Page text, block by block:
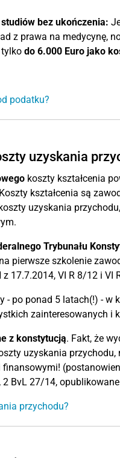
bez ukończenia:
z prawa na medycynę,
do 6.000 Euro jako
podatku?
uzyskania
koszty kształcenia
kształcenia są
uzyskania
Trybunału
pierwsze szkolenie
17.7.2014, VI R 8/12 i VI
- po ponad 5 latach(!) -
zainteresowanych i
z konstytucją. Fakt, że
uzyskania
BvL 27/14,
przychodu?